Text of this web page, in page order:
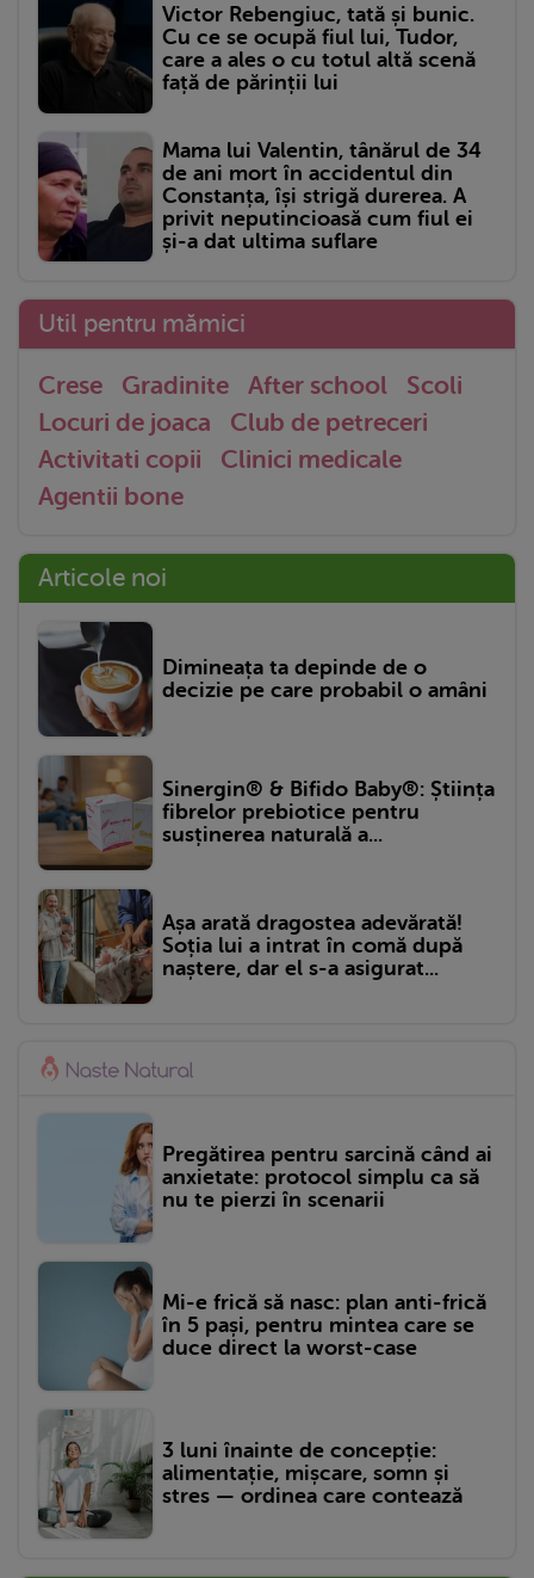
Victor Rebengiuc, tată și bunic.
Cu ce se ocupă fiul lui, Tudor,
care a ales o cu totul altă scenă
față de părinții lui
Mama lui Valentin, tânărul de 34
de ani mort în accidentul din
Constanța, își strigă durerea. A
privit neputincioasă cum fiul ei
și-a dat ultima suflare
Util pentru mămici
Crese Gradinite After school
Scoli
Locuri de joaca
Club de petreceri
Activitati copii
Clinici medicale
Agentii bone
Articole noi
Dimineața ta depinde de o
decizie pe care probabil o amâni
Sinergin® & Bifido Baby®: Știința
fibrelor prebiotice pentru
susținerea naturală a...
Așa arată dragostea adevărată!
Soția lui a intrat în comă după
naștere, dar el s-a asigurat...
Pregătirea pentru sarcină când ai
anxietate: protocol simplu ca să
nu te pierzi în scenarii
Mi-e frică să nasc: plan anti-frică
în 5 pași, pentru mintea care se
duce direct la worst-case
3 luni înainte de concepție:
alimentație, mișcare, somn și
stres — ordinea care contează